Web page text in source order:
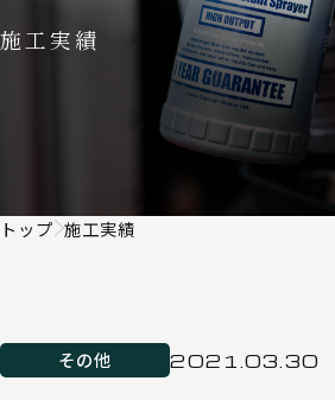
施工実績
トップ 施工実績
その他 2021.03.30